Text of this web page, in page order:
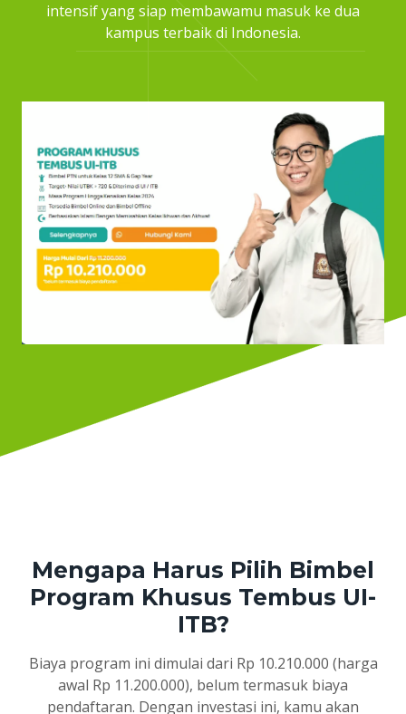
intensif yang siap membawamu masuk ke dua
kampus terbaik di Indonesia.
Mengapa Harus Pilih Bimbel
Program Khusus Tembus UI-
ITB?
Biaya program ini dimulai dari Rp 10.210.000 (harga
awal Rp 11.200.000), belum termasuk biaya
pendaftaran. Dengan investasi ini, kamu akan